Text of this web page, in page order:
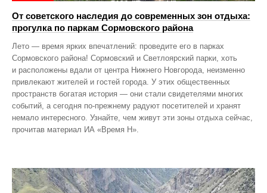
От советского наследия до современных зон отдыха:
прогулка по паркам Сормовского района
Лето — время ярких впечатлений: проведите его в парках
Сормовского района! Сормовский и Светлоярский парки, хоть
и расположены вдали от центра Нижнего Новгорода, неизменно
привлекают жителей и гостей города. У этих общественных
пространств богатая история — они стали свидетелями многих
событий, а сегодня по‑прежнему радуют посетителей и хранят
немало интересного. Узнайте, чем живут эти зоны отдыха сейчас,
прочитав материал ИА «Время Н».